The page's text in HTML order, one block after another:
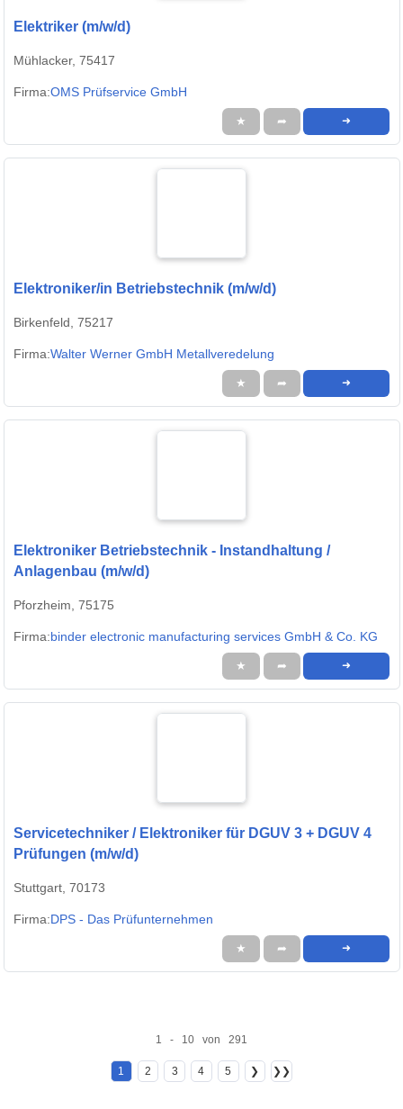
Elektriker (m/w/d)
Mühlacker, 75417
Firma:OMS Prüfservice GmbH
★ ➦ ➜
Elektroniker/in Betriebstechnik (m/w/d)
Birkenfeld, 75217
Firma:Walter Werner GmbH Metallveredelung
★ ➦ ➜
Elektroniker Betriebstechnik - Instandhaltung /
Anlagenbau (m/w/d)
Pforzheim, 75175
Firma:binder electronic manufacturing services GmbH & Co. KG
★ ➦ ➜
Servicetechniker / Elektroniker für DGUV 3 + DGUV 4
Prüfungen (m/w/d)
Stuttgart, 70173
Firma:DPS - Das Prüfunternehmen
★ ➦ ➜
1 - 10 von 291
1 2 3 4 5 ❯ ❯❯